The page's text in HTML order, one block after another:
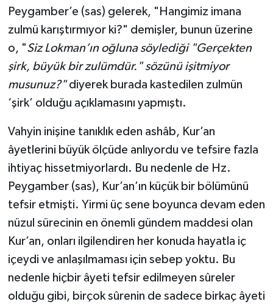
Peygamber’e (sas) gelerek, "Hangimiz imana
zulmü karıştırmıyor ki?" demişler, bunun üzerine
o, "Siz Lokman’ın oğluna söylediği "Gerçekten
şirk, büyük bir zulümdür." sözünü işitmiyor
musunuz?"diyerek burada kastedilen zulmün
‘şirk’ olduğu açıklamasını yapmıştı.
Vahyin inişine tanıklık eden ashâb, Kur’an
âyetlerini büyük ölçüde anlıyordu ve tefsire fazla
ihtiyaç hissetmiyorlardı. Bu nedenle de Hz.
Peygamber (sas), Kur’an’ın küçük bir bölümünü
tefsir etmişti. Yirmi üç sene boyunca devam eden
nüzul sürecinin en önemli gündem maddesi olan
Kur’an, onları ilgilendiren her konuda hayatla iç
içeydi ve anlaşılmaması için sebep yoktu. Bu
nedenle hiçbir âyeti tefsir edilmeyen sûreler
olduğu gibi, birçok sûrenin de sadece birkaç âyeti